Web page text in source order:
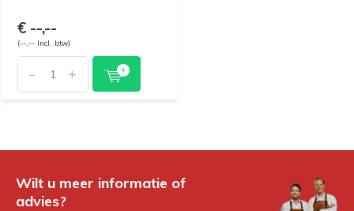
€ --,--
(--,-- Incl. btw)
- +
Wilt u meer informatie of
advies?